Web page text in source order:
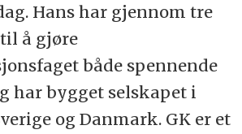
Hans har gjennom tre
å gjøre
både spennende
har bygget selskapet i
og Danmark. GK er et